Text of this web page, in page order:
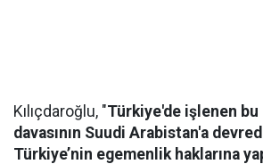
Kılıçdaroğlu, "Türkiye'de işlenen
davasının Suudi Arabistan'a
Türkiye’nin egemenlik haklarına